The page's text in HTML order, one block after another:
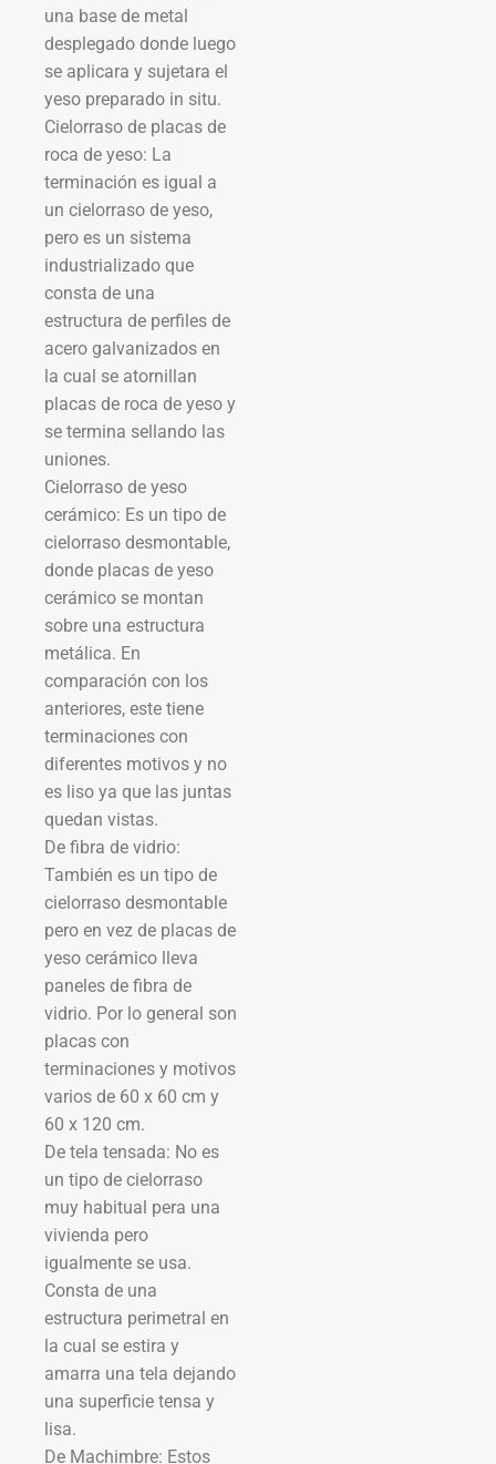
una base de metal
desplegado donde luego
se aplicara y sujetara el
yeso preparado in situ.
Cielorraso de placas de
roca de yeso: La
terminación es igual a
un cielorraso de yeso,
pero es un sistema
industrializado que
consta de una
estructura de perfiles de
acero galvanizados en
la cual se atornillan
placas de roca de yeso y
se termina sellando las
uniones.
Cielorraso de yeso
cerámico: Es un tipo de
cielorraso desmontable,
donde placas de yeso
cerámico se montan
sobre una estructura
metálica. En
comparación con los
anteriores, este tiene
terminaciones con
diferentes motivos y no
es liso ya que las juntas
quedan vistas.
De fibra de vidrio:
También es un tipo de
cielorraso desmontable
pero en vez de placas de
yeso cerámico lleva
paneles de fibra de
vidrio. Por lo general son
placas con
terminaciones y motivos
varios de 60 x 60 cm y
60 x 120 cm.
De tela tensada: No es
un tipo de cielorraso
muy habitual pera una
vivienda pero
igualmente se usa.
Consta de una
estructura perimetral en
la cual se estira y
amarra una tela dejando
una superficie tensa y
lisa.
De Machimbre: Estos